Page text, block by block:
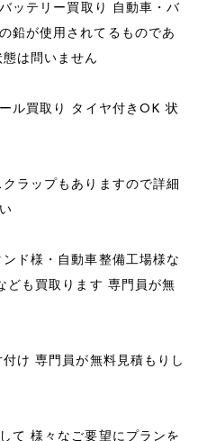
ッテリー買取り 自動車・バ
鉛が使用されてるものであ
は問いません
ル買取り タイヤ付きOK 状
ラップもありますので詳細
様・自動車整備工場様な
も買取ります 専門員が無
け 専門員が無料見積もりし
て 様々なご要望にプランを